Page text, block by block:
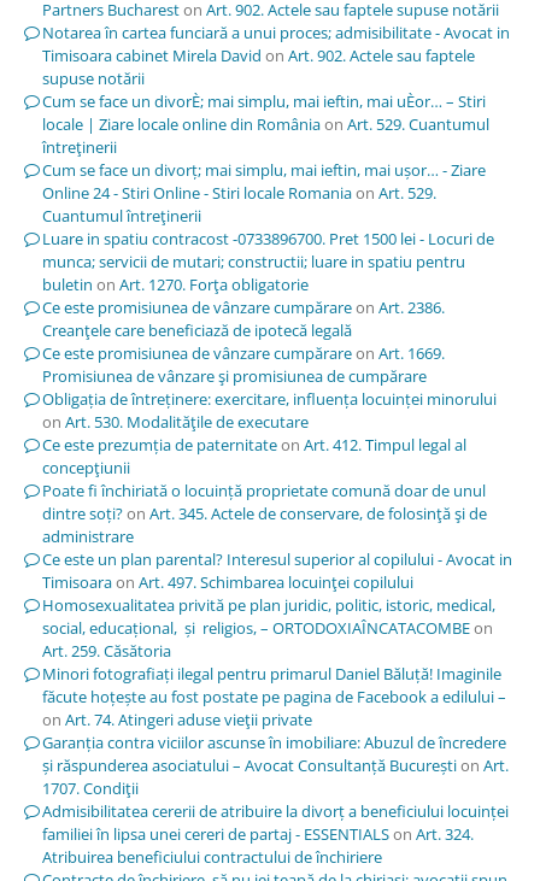
Partners Buchareston Art. 902. Actele sau faptele supuse notării
Notarea în cartea funciară a unui proces; admisibilitate - Avocat in
Timisoara cabinet Mirela David on Art. 902. Actele sau faptele
supuse notării
Cum se face un divorÈ; mai simplu, mai ieftin, mai uÈor… – Stiri
locale | Ziare locale online din Româniaon Art. 529. Cuantumul
întreţinerii
Cum se face un divorț; mai simplu, mai ieftin, mai ușor… - Ziare
Online 24 - Stiri Online - Stiri locale Romaniaon Art. 529.
Cuantumul întreţinerii
Luare in spatiu contracost -0733896700. Pret 1500 lei - Locuri de
munca; servicii de mutari; constructii; luare in spatiu pentru
buletin on Art. 1270. Forţa obligatorie
Ce este promisiunea de vânzare cumpărareon Art. 2386.
Creanţele care beneficiază de ipotecă legală
Ce este promisiunea de vânzare cumpărareon Art. 1669.
Promisiunea de vânzare şi promisiunea de cumpărare
Obligația de întreținere: exercitare, influența locuinței minorului
on Art. 530. Modalităţile de executare
Ce este prezumția de paternitateon Art. 412. Timpul legal al
concepţiunii
Poate fi închiriată o locuință proprietate comună doar de unul
dintre soți?on Art. 345. Actele de conservare, de folosinţă şi de
administrare
Ce este un plan parental? Interesul superior al copilului - Avocat in
Timisoaraon Art. 497. Schimbarea locuinţei copilului
Homosexualitatea privită pe plan juridic, politic, istoric, medical,
social, educațional, și religios, – ORTODOXIAÎNCATACOMBEon
Art. 259. Căsătoria
Minori fotografiați ilegal pentru primarul Daniel Băluță! Imaginile
făcute hoțește au fost postate pe pagina de Facebook a edilului –
on Art. 74. Atingeri aduse vieţii private
Garanția contra viciilor ascunse în imobiliare: Abuzul de încredere
și răspunderea asociatului – Avocat Consultanță Bucureștion Art.
1707. Condiţii
Admisibilitatea cererii de atribuire la divorț a beneficiului locuinței
familiei în lipsa unei cereri de partaj - ESSENTIALSon Art. 324.
Atribuirea beneficiului contractului de închiriere